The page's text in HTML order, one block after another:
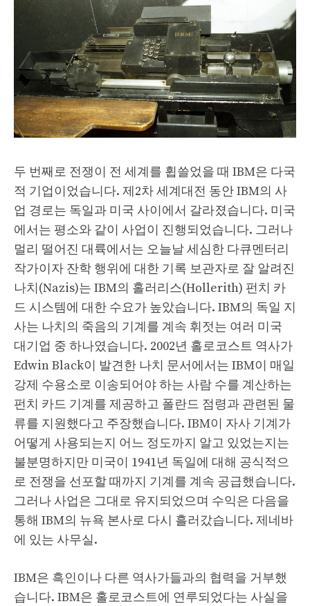
두 번째로 전쟁이 전 세계를 휩쓸었을 때 IBM은 다국
적 기업이었습니다. 제2차 세계대전 동안 IBM의 사
업 경로는 독일과 미국 사이에서 갈라졌습니다. 미국
에서는 평소와 같이 사업이 진행되었습니다. 그러나
멀리 떨어진 대륙에서는 오늘날 세심한 다큐멘터리
작가이자 잔학 행위에 대한 기록 보관자로 잘 알려진
나치(Nazis)는 IBM의 홀러리스(Hollerith) 펀치 카
드 시스템에 대한 수요가 높았습니다. IBM의 독일 지
사는 나치의 죽음의 기계를 계속 휘젓는 여러 미국
대기업 중 하나였습니다. 2002년 홀로코스트 역사가
Edwin Black이 발견한 나치 문서에서는 IBM이 매일
강제 수용소로 이송되어야 하는 사람 수를 계산하는
펀치 카드 기계를 제공하고 폴란드 점령과 관련된 물
류를 지원했다고 주장했습니다. IBM이 자사 기계가
어떻게 사용되는지 어느 정도까지 알고 있었는지는
불분명하지만 미국이 1941년 독일에 대해 공식적으
로 전쟁을 선포할 때까지 기계를 계속 공급했습니다.
그러나 사업은 그대로 유지되었으며 수익은 다음을
통해 IBM의 뉴욕 본사로 다시 흘러갔습니다. 제네바
에 있는 사무실.
IBM은 흑인이나 다른 역사가들과의 협력을 거부했
습니다. IBM은 홀로코스트에 연루되었다는 사실을